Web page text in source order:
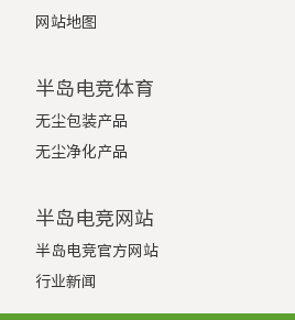
网站地图
半岛电竞体育
无尘包装产品
无尘净化产品
半岛电竞网站
半岛电竞官方网站
行业新闻